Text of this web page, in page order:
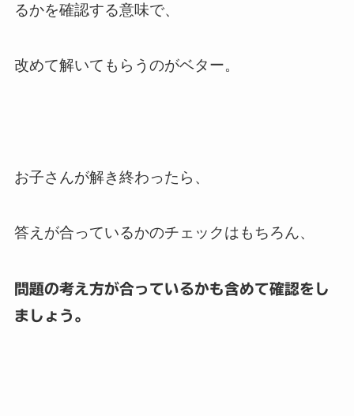
るかを確認する意味で、
改めて解いてもらうのがベター。
お子さんが解き終わったら、
答えが合っているかのチェックはもちろん、
問題の考え方が合っているかも含めて確認をし
ましょう。